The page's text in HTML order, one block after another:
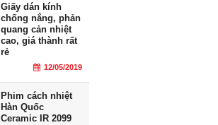
Giấy dán kính
chống nắng, phản
quang cản nhiệt
cao, giá thành rất
rẻ
12/05/2019
Phim cách nhiệt
Hàn Quốc
Ceramic IR 2099